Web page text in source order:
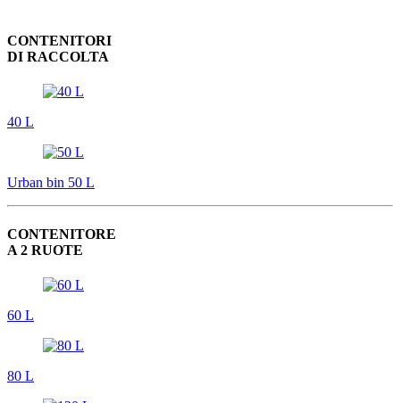
CONTENITORI
DI RACCOLTA
40 L
Urban bin 50 L
CONTENITORE
A 2 RUOTE
60 L
80 L